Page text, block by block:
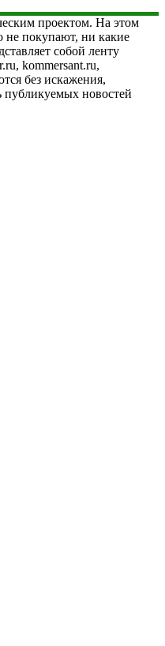
проектом. На этом
не покупают, ни какие
собой ленту
kommersant.ru,
без искажения,
публикуемых новостей